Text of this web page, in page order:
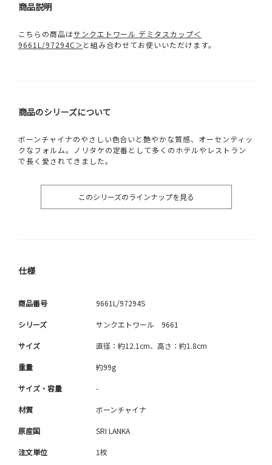
商品説明
こちらの商品はサンクエトワール デミタスカップ＜
9661L/97294C＞と組み合わせてお使いいただけます。
商品のシリーズについて
ボーンチャイナのやさしい色合いと艶やかな質感、オーセンティッ
クなフォルム。ノリタケの定番として多くのホテルやレストラン
で長く愛されてきました。
このシリーズのラインナップを見る
仕様
商品番号 9661L/97294S
シリーズ サンクエトワール 9661
サイズ 直径：約12.1cm、高さ：約1.8cm
重量 約99g
サイズ・容量 -
材質 ボーンチャイナ
原産国 SRI LANKA
注文単位 1枚